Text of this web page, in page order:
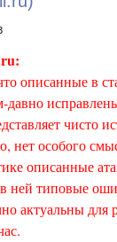
описанные в
чисто
нет особого
описанные
ней типовые
актуальны для